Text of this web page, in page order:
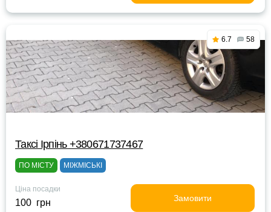
6.7 58
Таксі Ірпінь +380671737467
ПО МІСТУ МІЖМІСЬКІ
Ціна посадки
100 грн Замовити